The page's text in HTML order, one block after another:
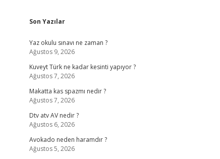
Sidebar
Son Yazılar
Yaz okulu sınavı ne zaman ?
Ağustos 9, 2026
Kuveyt Türk ne kadar kesinti yapıyor ?
Ağustos 7, 2026
Makatta kas spazmı nedir ?
Ağustos 7, 2026
Dtv atv AV nedir ?
Ağustos 6, 2026
Avokado neden haramdır ?
Ağustos 5, 2026